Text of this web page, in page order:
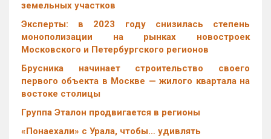
земельных участков
Эксперты: в 2023 году снизилась степень
монополизации на рынках новостроек
Московского и Петербургского регионов
Брусника начинает строительство своего
первого объекта в Москве — жилого квартала на
востоке столицы
Группа Эталон продвигается в регионы
«Понаехали» с Урала, чтобы… удивлять